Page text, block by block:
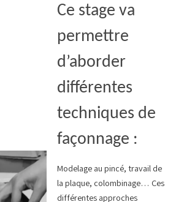
Ce stage va
permettre
d’aborder
différentes
techniques de
façonnage :
Modelage au pincé, travail de
la plaque, colombinage… Ces
différentes approches